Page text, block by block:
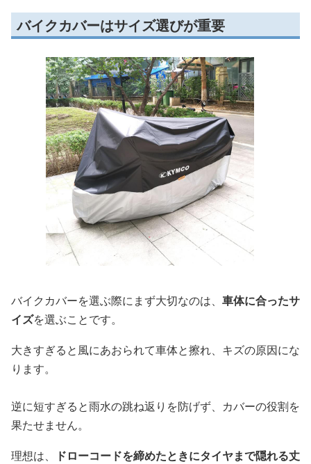
バイクカバーはサイズ選びが重要
バイクカバーを選ぶ際にまず大切なのは、 車体に合ったサ
イズを選ぶことです。
大きすぎると風にあおられて車体と擦れ、キズの原因にな
ります。
逆に短すぎると雨水の跳ね返りを防げず、カバーの役割を
果たせません。
理想は、
ドローコードを締めたときにタイヤまで隠れる丈